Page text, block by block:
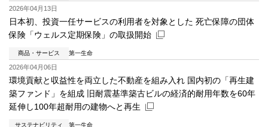
新規ウィンドウを開きます
2026年04月13日
日本初、投資一任サービスの利用者を対象とした 死亡保障の団体
保険「ウェルス定期保険」の取扱開始
商品・サービス 第一生命
新規ウィンドウを開きます
2026年04月06日
環境貢献と収益性を両立した不動産を組み入れ 国内初の「再生建
築ファンド」を組成 旧耐震基準築古ビルの経済的耐用年数を60年
延伸し100年超耐用の建物へと再生
サステナビリティ 第一生命